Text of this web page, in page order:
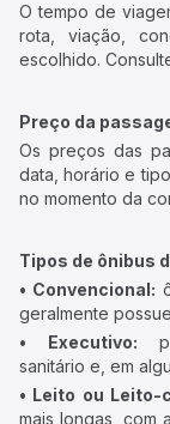
O tempo de
rota, viação,
escolhido.
Preço da
Os preços das
data, horário e
no momento da
Tipos de ônibus
• Convencional:
geralmente
• Executivo:
sanitário e, em
• Leito ou Leito-
mais longas, com